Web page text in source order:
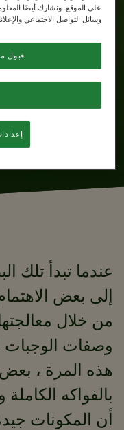
0 دقيقة
8
عندما تبدأ تلك
إلى بعض
من خلال
وصفات الوجبات
هذه المرة ، بعض
بالفواكه
أن المكونات
على الموقع. ونشارك أيضًا
وسائل التواصل الاجتماعي
قبول